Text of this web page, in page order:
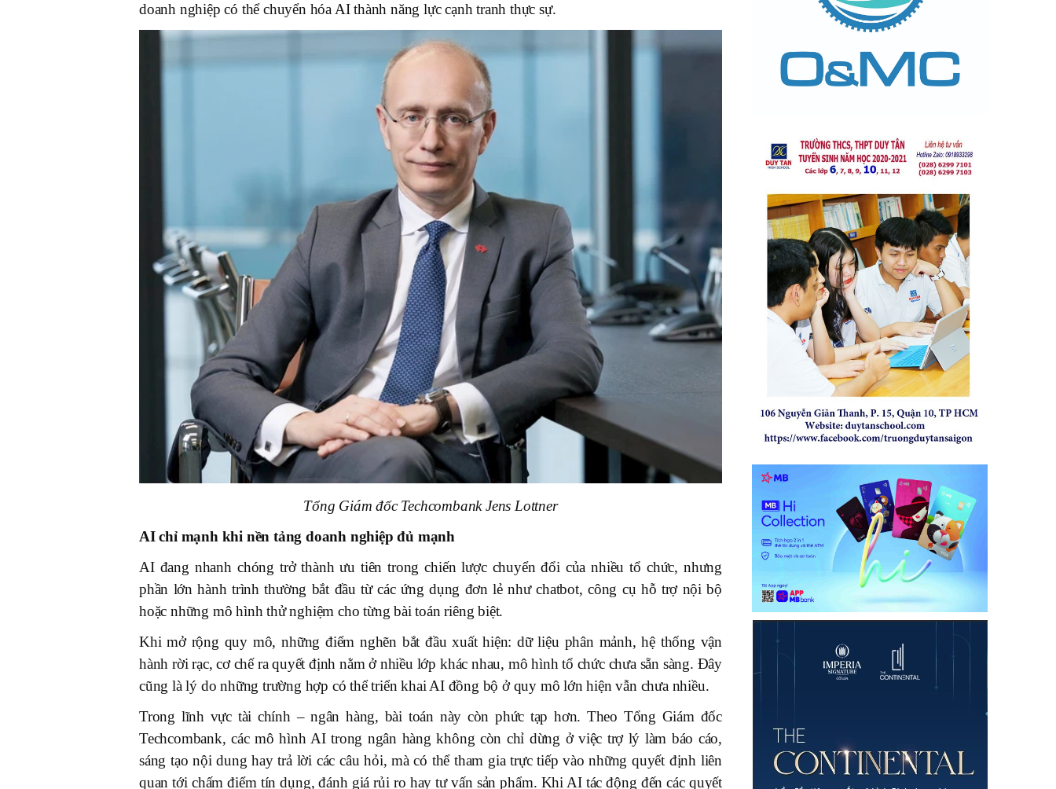
doanh nghiệp có thể chuyển hóa AI thành năng lực cạnh tranh thực sự.
Tổng Giám đốc Techcombank Jens Lottner
AI chỉ mạnh khi nền tảng doanh nghiệp đủ mạnh
AI đang nhanh chóng trở thành ưu tiên trong chiến lược chuyển đổi của nhiều tổ chức, nhưng
phần lớn hành trình thường bắt đầu từ các ứng dụng đơn lẻ như chatbot, công cụ hỗ trợ nội bộ
hoặc những mô hình thử nghiệm cho từng bài toán riêng biệt.
Khi mở rộng quy mô, những điểm nghẽn bắt đầu xuất hiện: dữ liệu phân mảnh, hệ thống vận
hành rời rạc, cơ chế ra quyết định nằm ở nhiều lớp khác nhau, mô hình tổ chức chưa sẵn sàng. Đây
cũng là lý do những trường hợp có thể triển khai AI đồng bộ ở quy mô lớn hiện vẫn chưa nhiều.
Trong lĩnh vực tài chính – ngân hàng, bài toán này còn phức tạp hơn. Theo Tổng Giám đốc
Techcombank, các mô hình AI trong ngân hàng không còn chỉ dừng ở việc trợ lý làm báo cáo,
sáng tạo nội dung hay trả lời các câu hỏi, mà có thể tham gia trực tiếp vào những quyết định liên
quan tới chấm điểm tín dụng, đánh giá rủi ro hay tư vấn sản phẩm. Khi AI tác động đến các quyết